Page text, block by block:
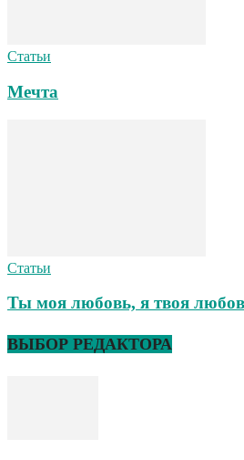
Статьи
Мечта
Статьи
Ты моя любовь, я твоя
ВЫБОР РЕДАКТОРА